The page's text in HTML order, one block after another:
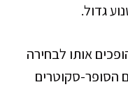
גדול.
אותו לבחירה
הסופר-סקוטרים